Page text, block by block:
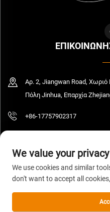
Αρ. 2, Jiangwan Road, Χωριό
Πόλη Jinhua, Επαρχία
+86-17757902317
Πνευματικά δικαιώματα © 2026
επιφύλαξη όλων των
We value your privacy
We use cookies and similar
don't want to accept all